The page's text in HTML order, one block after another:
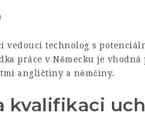
vedoucí technolog s
práce v Německu je vhodná
angličtiny a němčiny.
kvalifikaci